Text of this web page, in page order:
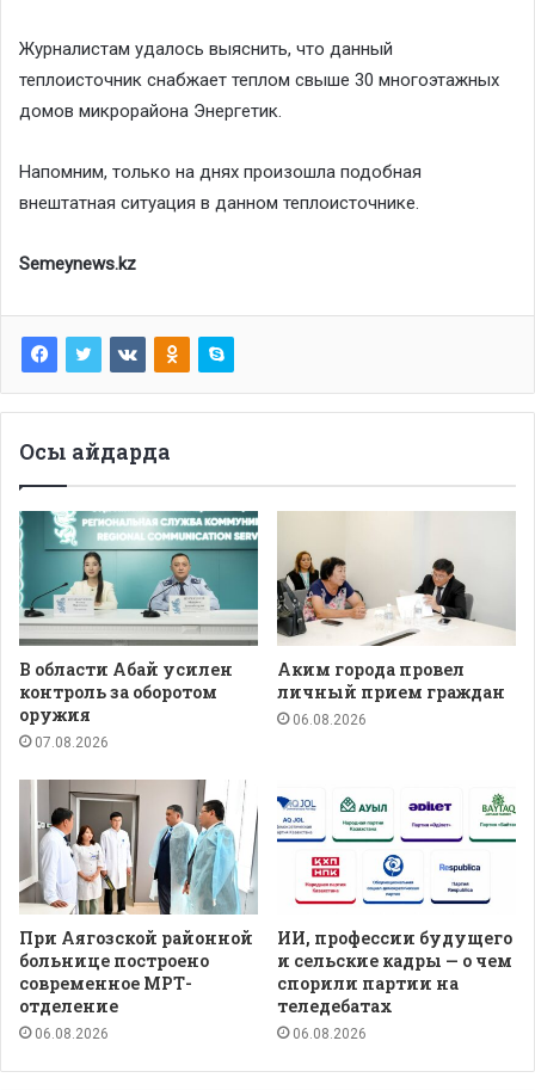
Журналистам удалось выяснить, что данный
теплоисточник снабжает теплом свыше 30 многоэтажных
домов микрорайона Энергетик.
Напомним, только на днях произошла подобная
внештатная ситуация в данном теплоисточнике.
Semeynews.kz
Осы айдарда
В области Абай усилен
контроль за оборотом
оружия
07.08.2026
Аким города провел
личный прием граждан
06.08.2026
При Аягозской районной
больнице построено
современное МРТ-
отделение
06.08.2026
ИИ, профессии будущего
и сельские кадры — о чем
спорили партии на
теледебатах
06.08.2026